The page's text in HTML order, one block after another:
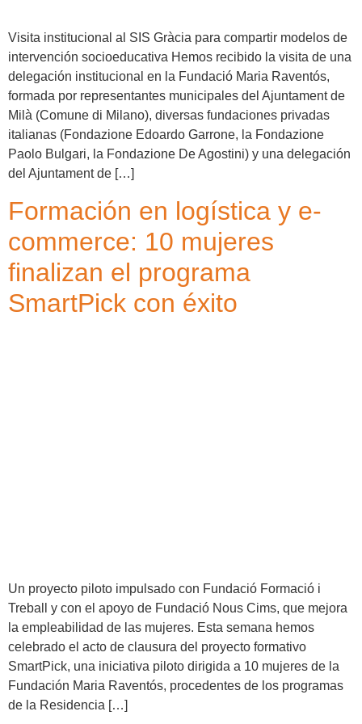
Visita institucional al SIS Gràcia para compartir modelos de
intervención socioeducativa Hemos recibido la visita de una
delegación institucional en la Fundació Maria Raventós,
formada por representantes municipales del Ajuntament de
Milà (Comune di Milano), diversas fundaciones privadas
italianas (Fondazione Edoardo Garrone, la Fondazione
Paolo Bulgari, la Fondazione De Agostini) y una delegación
del Ajuntament de […]
Formación en logística y e-
commerce: 10 mujeres
finalizan el programa
SmartPick con éxito
Un proyecto piloto impulsado con Fundació Formació i
Treball y con el apoyo de Fundació Nous Cims, que mejora
la empleabilidad de las mujeres. Esta semana hemos
celebrado el acto de clausura del proyecto formativo
SmartPick, una iniciativa piloto dirigida a 10 mujeres de la
Fundación Maria Raventós, procedentes de los programas
de la Residencia […]